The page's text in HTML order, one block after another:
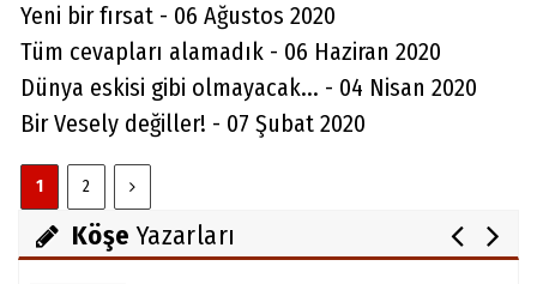
Yeni bir fırsat - 06 Ağustos 2020
Tüm cevapları alamadık - 06 Haziran 2020
Dünya eskisi gibi olmayacak... - 04 Nisan 2020
Bir Vesely değiller! - 07 Şubat 2020
1 2
Köşe Yazarları
Aydın Örs
Ataman için imkansız yok
Melda Yakupoğlu
Görünmeyen Kahramanlar: Ebeveynler